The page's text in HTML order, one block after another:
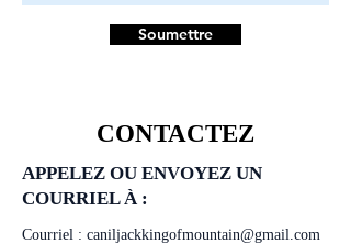
Soumettre
CONTACTEZ
APPELEZ OU ENVOYEZ UN
COURRIEL À :
Courriel : caniljackkingofmountain@gmail.com